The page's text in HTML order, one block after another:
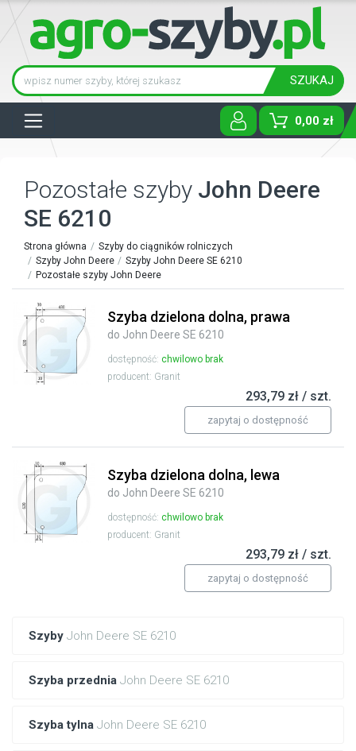
SZUKAJ
0,00 zł
Szyby John Deere SE 6210
Szyba przednia John Deere SE 6210
Szyba tylna John Deere SE 6210
Pozostałe szyby John Deere
SE 6210
Strona główna
Szyby do ciągników rolniczych
Szyby John Deere
Szyby John Deere SE 6210
Pozostałe szyby John Deere
Szyba dzielona dolna, prawa
do John Deere SE 6210
dostępność: chwilowo brak
producent: Granit
293,79 zł / szt.
zapytaj o dostępność
Szyba dzielona dolna, lewa
do John Deere SE 6210
dostępność: chwilowo brak
producent: Granit
293,79 zł / szt.
zapytaj o dostępność